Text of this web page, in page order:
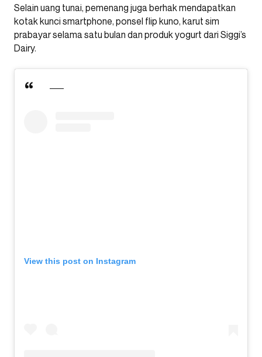
Selain uang tunai, pemenang juga berhak mendapatkan
kotak kunci smartphone, ponsel flip kuno, karut sim
prabayar selama satu bulan dan produk yogurt dari Siggi’s
Dairy.
View this post on Instagram